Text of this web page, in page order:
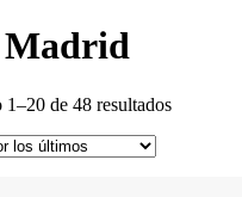
Madrid
1–20 de 48 resultadosOrdenado